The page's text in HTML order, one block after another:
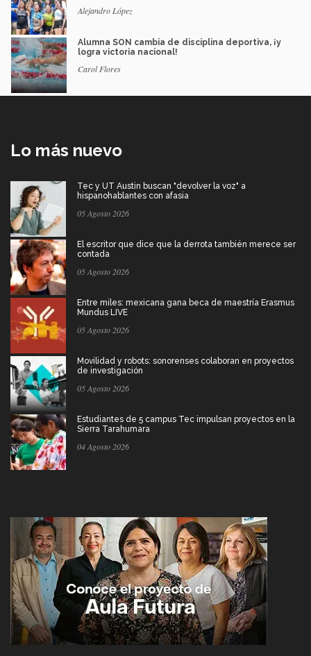
Alejandro López
Alumna SON cambia de disciplina deportiva, ¡y
logra victoria nacional!
Carol Flores
Lo más nuevo
Tec y UT Austin buscan "devolver la voz" a
hispanohablantes con afasia
05 Agosto 2026
El escritor que dice que la derrota también merece ser
contada
05 Agosto 2026
Entre miles: mexicana gana beca de maestría Erasmus
Mundus LIVE
05 Agosto 2026
Movilidad y robots: sonorenses colaboran en proyectos
de investigación
05 Agosto 2026
Estudiantes de 5 campus Tec impulsan proyectos en la
Sierra Tarahumara
04 Agosto 2026